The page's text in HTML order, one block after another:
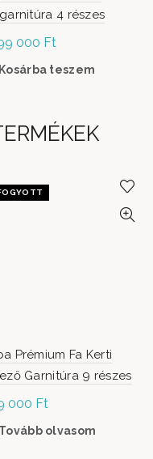
4 részes
000 Ft
Kosárba teszem
Prémium Fa Kerti
Garnitúra 9 részes
000 Ft
Tovább olvasom